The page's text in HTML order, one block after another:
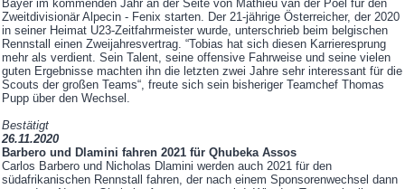
Bayer im kommenden Jahr an der Seite von Mathieu van der Poel für den
Zweitdivisionär Alpecin - Fenix starten. Der 21-jährige Österreicher, der 2020
in seiner Heimat U23-Zeitfahrmeister wurde, unterschrieb beim belgischen
Rennstall einen Zweijahresvertrag. “Tobias hat sich diesen Karrieresprung
mehr als verdient. Sein Talent, seine offensive Fahrweise und seine vielen
guten Ergebnisse machten ihn die letzten zwei Jahre sehr interessant für die
Scouts der großen Teams“, freute sich sein bisheriger Teamchef Thomas
Pupp über den Wechsel.
Bestätigt
26.11.2020
Barbero und Dlamini fahren 2021 für Qhubeka Assos
Carlos Barbero und Nicholas Dlamini werden auch 2021 für den
südafrikanischen Rennstall fahren, der nach einem Sponsorenwechsel dann